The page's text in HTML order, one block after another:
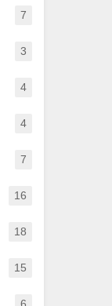
7
3
4
4
7
16
18
15
6